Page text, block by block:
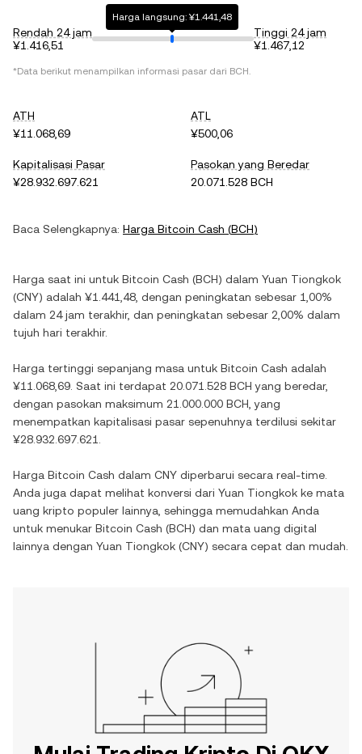
Rendah 24 jam
¥1.416,51
Harga langsung: ¥1.441,48
Tinggi 24 jam
¥1.467,12
*Data berikut menampilkan informasi pasar dari BCH.
ATH
¥11.068,69
ATL
¥500,06
Kapitalisasi Pasar
¥28.932.697.621
Pasokan yang Beredar
20.071.528 BCH
Baca Selengkapnya: Harga Bitcoin Cash (BCH)
Harga saat ini untuk Bitcoin Cash (BCH) dalam Yuan Tiongkok
(CNY) adalah ¥1.441,48 , dengan peningkatan sebesar 1,00%
dalam 24 jam terakhir, dan peningkatan sebesar 2,00% dalam
tujuh hari terakhir.
Harga tertinggi sepanjang masa untuk Bitcoin Cash adalah
¥11.068,69 . Saat ini terdapat 20.071.528 BCH yang beredar,
dengan pasokan maksimum 21.000.000 BCH , yang
menempatkan kapitalisasi pasar sepenuhnya terdilusi sekitar
¥28.932.697.621
Harga Bitcoin Cash dalam CNY diperbarui secara real-time.
Anda juga dapat melihat konversi dari Yuan Tiongkok ke mata
uang kripto populer lainnya, sehingga memudahkan Anda
untuk menukar Bitcoin Cash (BCH) dan mata uang digital
lainnya dengan Yuan Tiongkok (CNY) secara cepat dan mudah.